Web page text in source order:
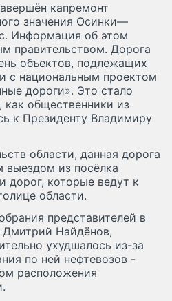
капремонт
значения Осинки—
Информация об этом
правительством. Дорога
объектов, подлежащих
с национальным проектом
дороги». Это стало
общественники из
к Президенту Владимиру
области, данная дорога
выездом из посёлка
дорог, которые ведут к
области.
представителей в
Найдёнов,
ухудшалось из-за
по ней нефтевозов -
расположения